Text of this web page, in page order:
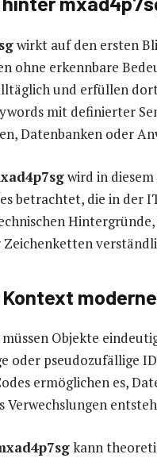
wirkt auf den ersten
ohne erkennbare
und erfüllen
mit definierter
Datenbanken oder
wird in
betrachtet, die in
Objekte
oder pseudozufällige
ermöglichen es,
Verwechslungen
kann